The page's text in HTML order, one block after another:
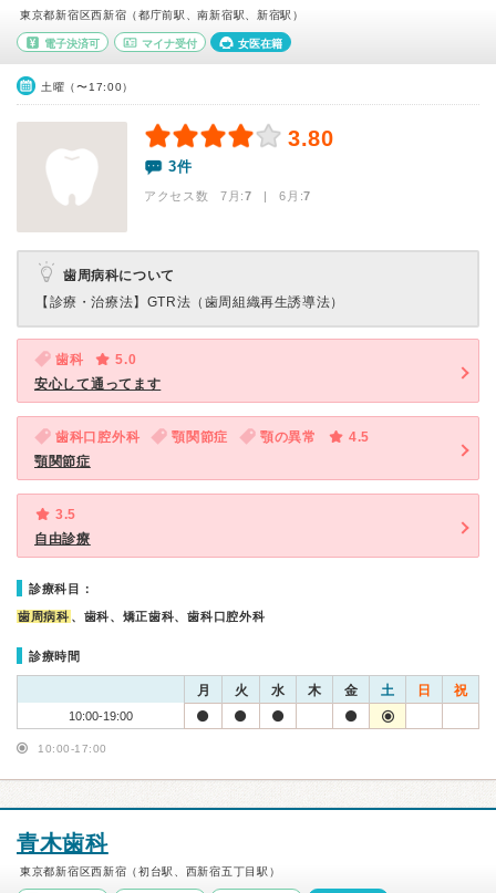
東京都新宿区西新宿（都庁前駅、南新宿駅、新宿駅）
電子決済可 マイナ受付 女医在籍
土曜（〜17:00）
3.80
3件
アクセス数 7月:7 | 6月:7
歯周病科について
【診療・治療法】 GTR法（歯周組織再生誘導法）
歯科
5.0
安心して通ってます
歯科口腔外科 顎関節症 顎の異常
4.5
顎関節症
3.5
自由診療
診療科目：
歯周病科 、歯科、矯正歯科、歯科口腔外科
診療時間
月 火 水 木 金 土 日 祝
10:00-19:00
10:00-17:00
青木歯科
東京都新宿区西新宿（初台駅、西新宿五丁目駅）